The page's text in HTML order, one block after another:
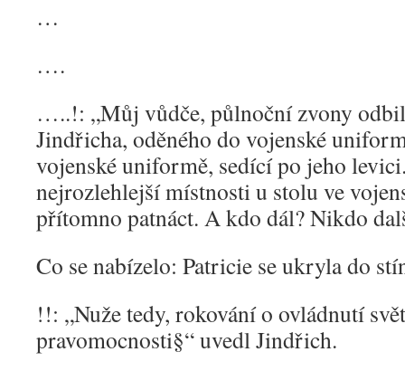
…
….
…..!: „Můj vůdče, půlnoční zvony
Jindřicha, oděného do vojenské
vojenské uniformě, sedící po jeho
nejrozlehlejší místnosti u stolu ve
přítomno patnáct. A kdo dál? Nikdo
Co se nabízelo: Patricie se ukryla do
!!: „Nuže tedy, rokování o ovládnutí
pravomocnosti§“ uvedl Jindřich.